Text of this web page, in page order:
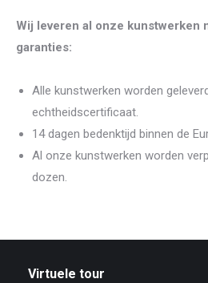
Wij leveren al onze kunstwerken
garanties:
Alle kunstwerken worden
echtheidscertificaat.
14 dagen bedenktijd binnen de
Al onze kunstwerken worden
dozen.
Virtuele tour